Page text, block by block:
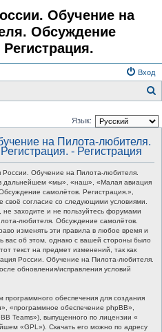
Обучение на
Обсуждение
Вход
Язык:
на Пилота-любителя.
- Регистрация
Обучение на Пилота-любителя.
дальнейшем «мы», «наш», «Малая авиация
самолётов. Регистрация.»,
согласие со следующими условиями.
заходите и не пользуйтесь форумами
любителя. Обсуждение самолётов.
изменять эти правила в любое время и
вас об этом, однако с вашей стороны было
текст на предмет изменений, так как
России. Обучение на Пилота-любителя.
обновления/исправления условий
обеспечения для создания
«программное обеспечение phpBB»,
Teams»), выпущенного по лицензии «
«GPL»). Скачать его можно по адресу